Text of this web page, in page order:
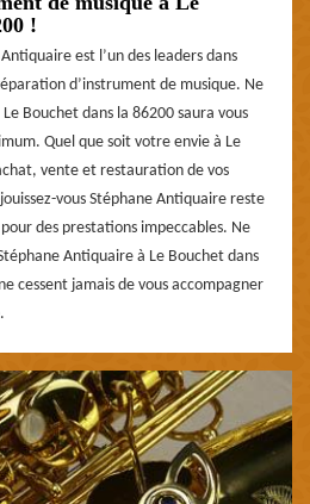
!
est l’un des leaders dans
d’instrument de musique. Ne
Bouchet dans la 86200 saura vous
Quel que soit votre envie à Le
vente et restauration de vos
vous Stéphane Antiquaire reste
des prestations impeccables. Ne
Antiquaire à Le Bouchet dans
cessent jamais de vous accompagner